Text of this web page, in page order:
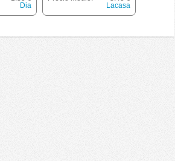
Dia
Lacasa